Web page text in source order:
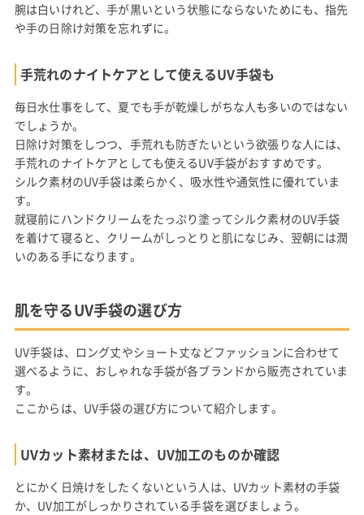
腕は白いけれど、手が黒いという状態にならないためにも、指先
や手の日除け対策を忘れずに。
手荒れのナイトケアとして使えるUV手袋も
毎日水仕事をして、夏でも手が乾燥しがちな人も多いのではない
でしょうか。
日除け対策をしつつ、手荒れも防ぎたいという欲張りな人には、
手荒れのナイトケアとしても使えるUV手袋がおすすめです。
シルク素材のUV手袋は柔らかく、吸水性や通気性に優れていま
す。
就寝前にハンドクリームをたっぷり塗ってシルク素材のUV手袋
を着けて寝ると、クリームがしっとりと肌になじみ、翌朝には潤
いのある手になります。
肌を守るUV手袋の選び方
UV手袋は、ロング丈やショート丈などファッションに合わせて
選べるように、おしゃれな手袋が各ブランドから販売されていま
す。
ここからは、UV手袋の選び方について紹介します。
UVカット素材または、UV加工のものか確認
とにかく日焼けをしたくないという人は、UVカット素材の手袋
か、UV加工がしっかりされている手袋を選びましょう。